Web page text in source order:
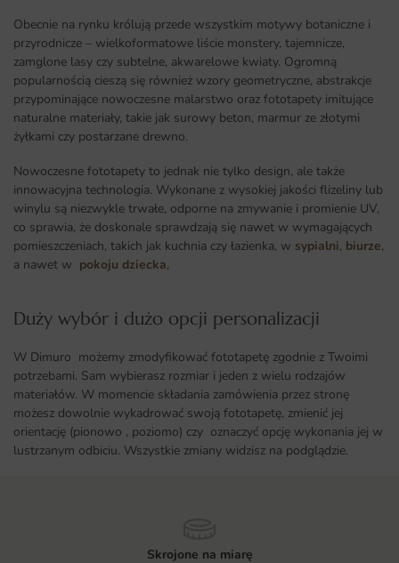
Obecnie na rynku królują przede wszystkim motywy botaniczne i
przyrodnicze – wielkoformatowe liście monstery, tajemnicze,
zamglone lasy czy subtelne, akwarelowe kwiaty. Ogromną
popularnością cieszą się również wzory geometryczne, abstrakcje
przypominające nowoczesne malarstwo oraz fototapety imitujące
naturalne materiały, takie jak surowy beton, marmur ze złotymi
żyłkami czy postarzane drewno.
Nowoczesne fototapety to jednak nie tylko design, ale także
innowacyjna technologia. Wykonane z wysokiej jakości flizeliny lub
winylu są niezwykle trwałe, odporne na zmywanie i promienie UV,
co sprawia, że doskonale sprawdzają się nawet w wymagających
pomieszczeniach, takich jak kuchnia czy łazienka, w sypialni, biurze,
a nawet w pokoju dziecka,
Duży wybór i dużo opcji personalizacji ​
W Dimuro możemy zmodyfikować fototapetę zgodnie z Twoimi
potrzebami. Sam wybierasz rozmiar i jeden z wielu rodzajów
materiałów. W momencie składania zamówienia przez stronę
możesz dowolnie wykadrować swoją fototapetę, zmienić jej
orientację (pionowo , poziomo) czy oznaczyć opcję wykonania jej w
lustrzanym odbiciu. Wszystkie zmiany widzisz na podglądzie.
Skrojone na miarę